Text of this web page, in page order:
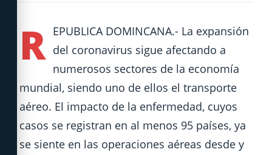
R EPUBLICA DOMINCANA.- La expansión
del coronavirus sigue afectando a
numerosos sectores de la economía
mundial, siendo uno de ellos el transporte
aéreo. El impacto de la enfermedad, cuyos
casos se registran en al menos 95 países, ya
se siente en las operaciones aéreas desde y